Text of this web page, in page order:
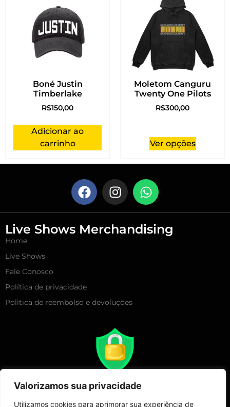
Valorizamos sua privacidade
Utilizamos cookies para aprimorar sua experiência de
Boné Justin
Timberlake
R$150,00
Adicionar ao
carrinho
Moletom Canguru
Twenty One Pilots
R$300,00
Ver opções
Live Shows Merchandising
Home
Live Shows
Fale Conosco
Política de privacidade
Política de reembolso e devoluções